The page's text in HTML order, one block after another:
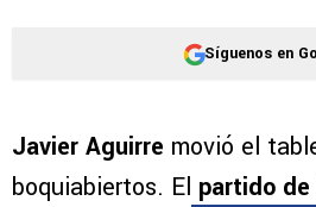
Síguenos en
Javier Aguirre movió el
boquiabiertos. El partido